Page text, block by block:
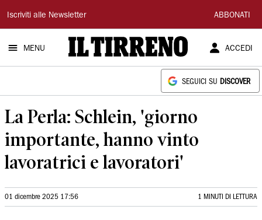
Il
Tirreno
Iscriviti alle Newsletter ABBONATI
MENU ACCEDI
SEGUICI SU DISCOVER
La Perla: Schlein, 'giorno
importante, hanno vinto
lavoratrici e lavoratori'
01 dicembre 2025 17:56 1 MINUTI DI LETTURA